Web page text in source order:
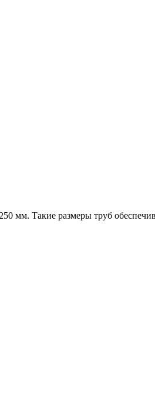
мм. Такие размеры труб